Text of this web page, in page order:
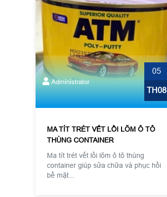
Administrator
05
TH08
MA TÍT TRÉT VẾT LỒI LÕM Ô TÔ
THÙNG CONTAINER
Ma tít trét vết lồi lõm ô tô thùng
container giúp sửa chữa và phục hồi
bề mặt...